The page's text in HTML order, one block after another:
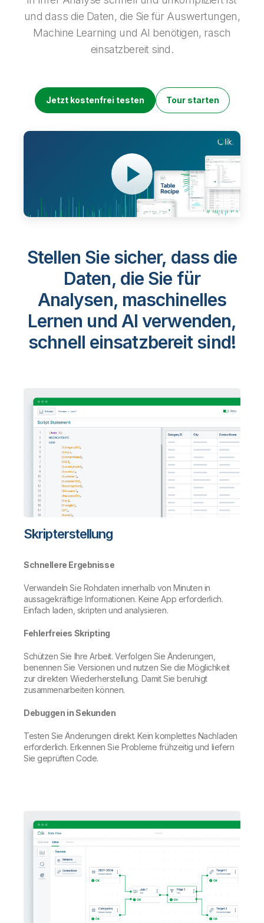
Onboarding
Produktdokumentation
Presse
Weltweite Niederlassungen
Qlik
Talend
und dass die Daten, die Sie für Auswertungen,
Machine Learning und AI benötigen, rasch
einsatzbereit sind.
Jetzt kostenfrei testen Tour starten
Stellen Sie sicher, dass die
Daten, die Sie für
Analysen, maschinelles
Lernen und AI verwenden,
schnell einsatzbereit sind!
Skripterstellung
Schnellere Ergebnisse
Verwandeln Sie Rohdaten innerhalb von Minuten in
aussagekräftige Informationen. Keine App erforderlich.
Einfach laden, skripten und analysieren.
Fehlerfreies Skripting
Schützen Sie Ihre Arbeit. Verfolgen Sie Änderungen,
benennen Sie Versionen und nutzen Sie die Möglichkeit
zur direkten Wiederherstellung. Damit Sie beruhigt
zusammenarbeiten können.
Debuggen in Sekunden
Testen Sie Änderungen direkt. Kein komplettes Nachladen
erforderlich. Erkennen Sie Probleme frühzeitig und liefern
Sie geprüften Code.